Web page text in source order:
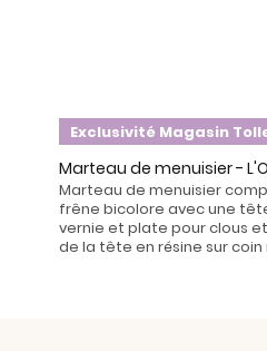
Exclusivité Magasin
Marteau de menuisier -
Marteau de menuisier
frêne bicolore avec une
vernie et plate pour clous
de la tête en résine sur coin